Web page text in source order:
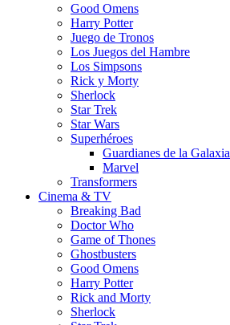
Good Omens
Harry Potter
Juego de Tronos
Los Juegos del Hambre
Los Simpsons
Rick y Morty
Sherlock
Star Trek
Star Wars
Superhéroes
Guardianes de la Galaxia
Marvel
Transformers
Cinema & TV
Breaking Bad
Doctor Who
Game of Thones
Ghostbusters
Good Omens
Harry Potter
Rick and Morty
Sherlock